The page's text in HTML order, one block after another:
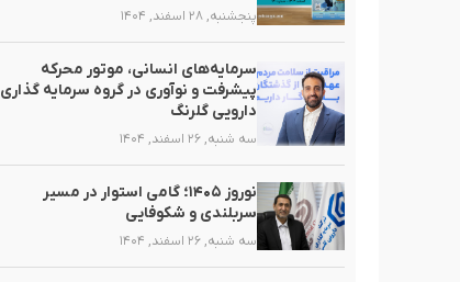
پنجشنبه, ۲۸ اسفند, ۱۴۰۴
سرمایه‌های انسانی، موتور محرکه
پیشرفت و نوآوری در گروه سرمایه گذاری
دارویی گلرنگ
سه شنبه, ۲۶ اسفند, ۱۴۰۴
نوروز ۱۴۰۵؛ گامی استوار در مسیر
سربلندی و شکوفایی
سه شنبه, ۲۶ اسفند, ۱۴۰۴